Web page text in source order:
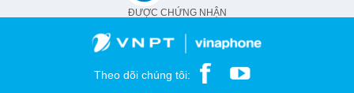
ĐƯỢC CHỨNG NHẬN
Theo dõi chúng tôi: